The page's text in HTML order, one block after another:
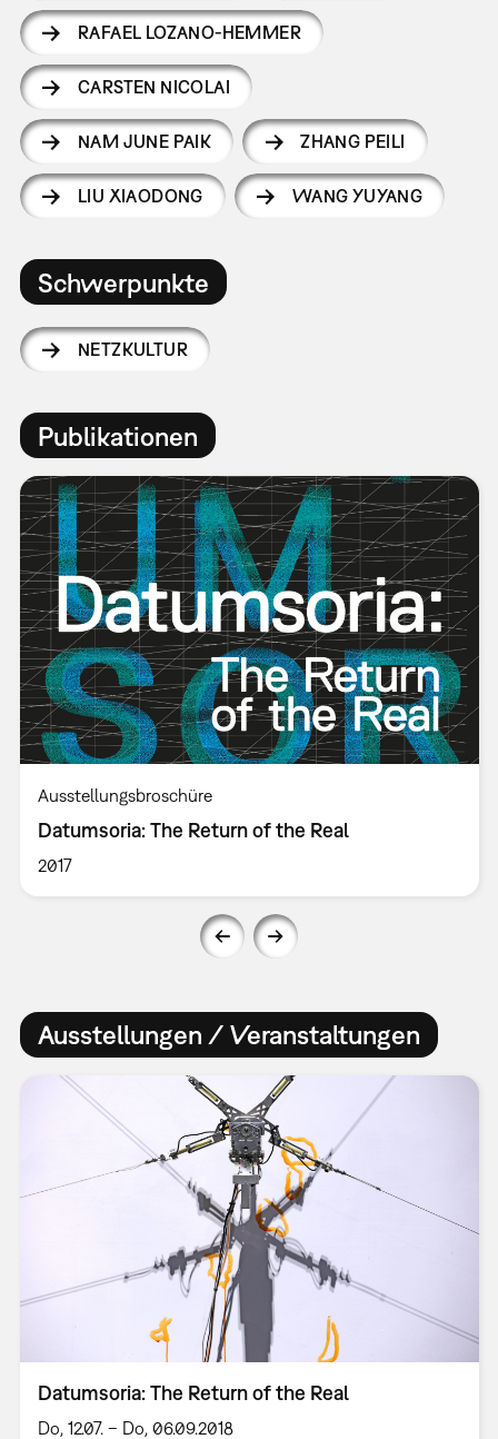
RAFAEL LOZANO-HEMMER
CARSTEN NICOLAI
NAM JUNE PAIK ZHANG PEILI
LIU XIAODONG WANG YUYANG
Schwerpunkte
NETZKULTUR
Publikationen
Ausstellungsbroschüre
Datumsoria: The Return of the Real
2017
Ausstellungen / Veranstaltungen
Datumsoria: The Return of the Real
Do, 12.07. – Do, 06.09.2018